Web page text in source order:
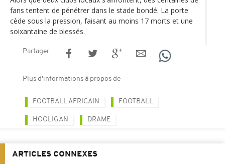
fans tentent de pénétrer dans le stade bondé. La porte
cède sous la pression, faisant au moins 17 morts et une
soixantaine de blessés.
Partager
Plus d'informations à propos de
FOOTBALL AFRICAIN FOOTBALL
HOOLIGAN DRAME
ARTICLES CONNEXES